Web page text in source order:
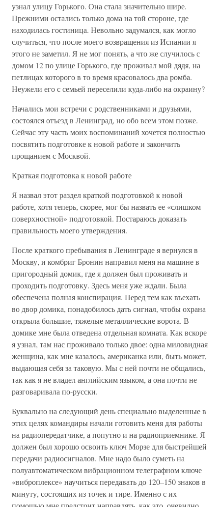
узнал улицу Горького. Она стала значительно шире.
Прежними остались только дома на той стороне, где
находилась гостиница. Невольно задумался, как могло
случиться, что после моего возвращения из Испании я
этого не заметил. Я не мог понять, а что же случилось с
домом 12 по улице Горького, где проживал мой дядя, на
петлицах которого в то время красовалось два ромба.
Неужели его с семьей переселили куда-либо на окраину?
Начались мои встречи с родственниками и друзьями,
состоялся отъезд в Ленинград, но обо всем этом позже.
Сейчас эту часть моих воспоминаний хочется полностью
посвятить подготовке к новой работе и закончить
прощанием с Москвой.
Краткая подготовка к новой работе
Я назвал этот раздел краткой подготовкой к новой
работе, хотя теперь, скорее, мог бы назвать ее «слишком
поверхностной» подготовкой. Постараюсь доказать
правильность моего утверждения.
После краткого пребывания в Ленинграде я вернулся в
Москву, и комбриг Бронин направил меня на машине в
пригородный домик, где я должен был проживать и
проходить подготовку. Здесь меня уже ждали. Была
обеспечена полная конспирация. Перед тем как въехать
во двор домика, понадобилось дать сигнал, чтобы охрана
открыла большие, тяжелые металлические ворота. В
домике мне была отведена отдельная комната. Как вскоре
я узнал, там нас проживало только двое: одна миловидная
женщина, как мне казалось, американка или, быть может,
выдающая себя за таковую. Мы с ней почти не общались,
так как я не владел английским языком, а она почти не
разговаривала по-русски.
Буквально на следующий день специально выделенные в
этих целях командиры начали готовить меня для работы
на радиопередатчике, а попутно и на радиоприемнике. Я
должен был хорошо освоить ключ Морзе для быстрейшей
передачи радиосигналов. Мне надо было суметь на
полуавтоматическом вибрационном телеграфном ключе
«виброплексе» научиться передавать до 120–150 знаков в
минуту, состоящих из точек и тире. Именно с их